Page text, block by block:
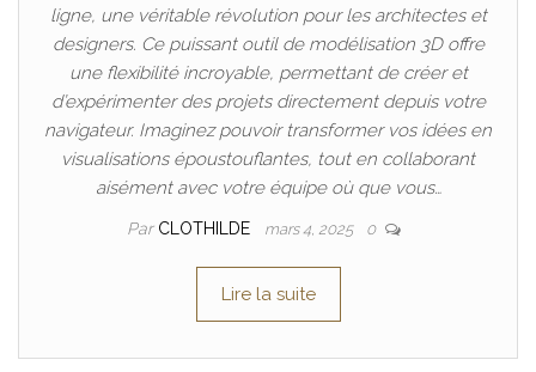
ligne, une véritable révolution pour les architectes et
designers. Ce puissant outil de modélisation 3D offre
une flexibilité incroyable, permettant de créer et
d’expérimenter des projets directement depuis votre
navigateur. Imaginez pouvoir transformer vos idées en
visualisations époustouflantes, tout en collaborant
aisément avec votre équipe où que vous…
Par CLOTHILDE mars 4, 2025 0
Lire la suite